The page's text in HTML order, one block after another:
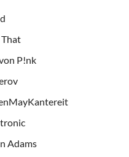
That
P!nk
Adams